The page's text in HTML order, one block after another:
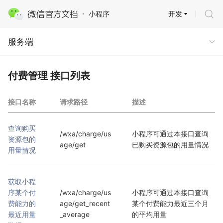
小程序
服务端
开发
服务端
付费管理 接口列表
接口名称 请求路径 描述
查询购买
资源包的
用量情况
/wxa/charge/us
age/get
小程序可通过本接口查询
已购买资源包的用量情况
获取小程
序某个付
费能力的
最近用量
/wxa/charge/us
age/get_recent
_average
小程序可通过本接口查询
某个付费能力最近三个月
的平均用量